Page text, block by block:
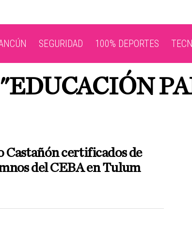
SEGURIDAD 100% DEPORTES
Castañón certificados de
del CEBA en Tulum